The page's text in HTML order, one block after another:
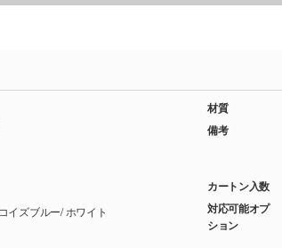
レッド/ チャコールブラック/ スモークブルー/ ターコイズブルー/ ホワイト
材質
備考
カートン入数
対応可能オプ
ション